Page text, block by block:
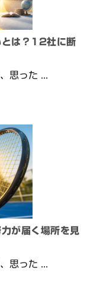
とは？12社に断
思った ...
が届く場所を見
思った ...